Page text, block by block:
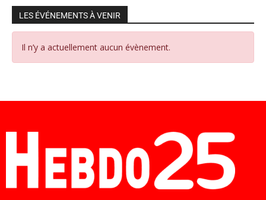
LES ÉVÉNEMENTS À VENIR
Il n’y a actuellement aucun évènement.